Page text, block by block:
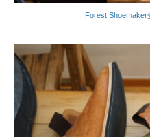
Forest Shoemaker